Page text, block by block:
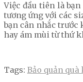
Việc đầu tiên là
tương ứng với các
bạn cân nhắc trước
hay ám mùi từ thứ
Tags: Bảo quản